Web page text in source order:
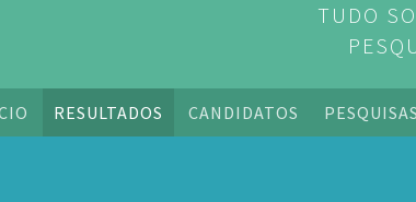
TUDO
RESULTADOS CANDIDATOS PESQUISAS